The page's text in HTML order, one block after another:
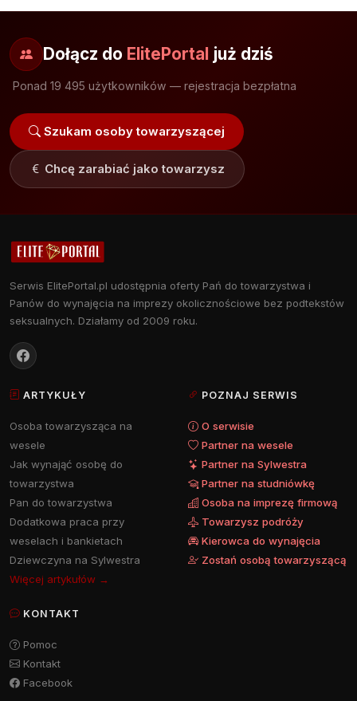
Dołącz do ElitePortal już dziś
Ponad 19 495 użytkowników — rejestracja bezpłatna
Szukam osoby towarzyszącej
Chcę zarabiać jako towarzysz
Serwis ElitePortal.pl udostępnia oferty Pań do towarzystwa i
Panów do wynajęcia na imprezy okolicznościowe bez podtekstów
seksualnych. Działamy od 2009 roku.
ARTYKUŁY
Osoba towarzysząca na
wesele
Jak wynająć osobę do
towarzystwa
Pan do towarzystwa
Dodatkowa praca przy
weselach i bankietach
Dziewczyna na Sylwestra
Więcej artykułów →
POZNAJ SERWIS
O serwisie
Partner na wesele
Partner na Sylwestra
Partner na studniówkę
Osoba na imprezę firmową
Towarzysz podróży
Kierowca do wynajęcia
Zostań osobą towarzyszącą
KONTAKT
Pomoc
Kontakt
Facebook